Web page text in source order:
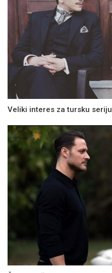
Veliki interes za tursku